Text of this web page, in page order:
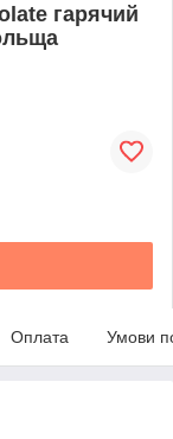
гарячий
Оплата Умови